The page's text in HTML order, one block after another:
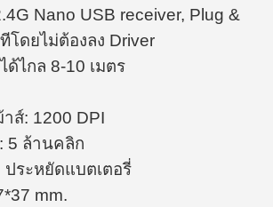
Nano USB receiver, Plug &
โดยไม่ต้องลง Driver
ด้ไกล 8-10 เมตร
าส์: 1200 DPI
5 ล้านคลิก
ระหยัดแบตเตอรี่
mm.